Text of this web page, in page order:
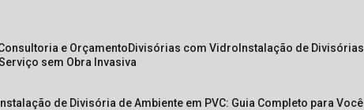
Consultoria e Orçamento Divisórias com Vidro Instalação de Divisórias
Serviço sem Obra Invasiva
Instalação de Divisória de Ambiente em PVC: Guia Completo para Você